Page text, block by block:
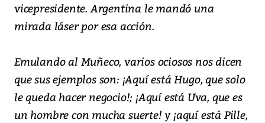
vicepresidente. Argentina le mandó una
mirada láser por esa acción.
Emulando al Muñeco, varios ociosos nos dicen
que sus ejemplos son: ¡Aquí está Hugo, que solo
le queda hacer negocio!; ¡Aquí está Uva, que es
un hombre con mucha suerte! y ¡aquí está Pille,